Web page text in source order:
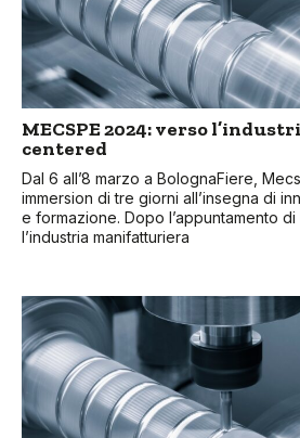
MECSPE 2024: verso
centered
Dal 6 all’8 marzo a BolognaFiere,
immersion di tre giorni all’insegna di
e formazione. Dopo l’appuntamento di
l’industria manifatturiera